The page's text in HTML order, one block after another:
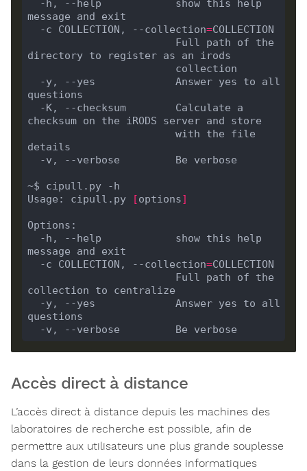
  -c COLLECTION, --collection
=
Usage: cipull.py
[options]
  -c COLLECTION, --collection
=
Accès direct à distance
L’accès direct à distance depuis les machines des
laboratoires de recherche est possible, afin de
permettre aux utilisateurs une plus grande souplesse
dans la gestion de leurs données informatiques